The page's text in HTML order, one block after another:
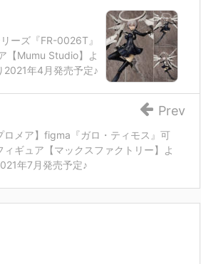
ーズ『FR-0026T』
【Mumu Studio】よ
2021年4月発売予定♪
ロメア】figma『ガロ・ティモス』可
ィギュア【マックスファクトリー】よ
年7月発売予定♪
Prev